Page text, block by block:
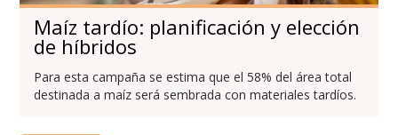
Maíz tardío: planificación y elección
de híbridos
Para esta campaña se estima que el 58% del área total
destinada a maíz será sembrada con materiales tardíos.